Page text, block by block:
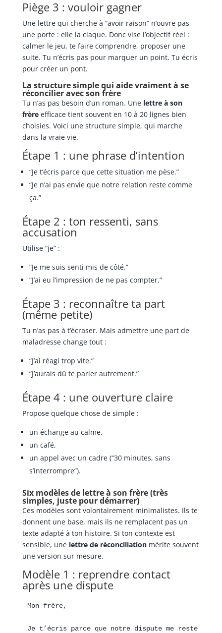
Piège 3 : vouloir gagner
Une lettre qui cherche à “avoir raison” n’ouvre pas
une porte : elle la claque. Donc vise l’objectif réel :
calmer le jeu, te faire comprendre, proposer une
suite. Tu n’écris pas pour marquer un point. Tu écris
pour créer un pont.
La structure simple qui aide vraiment à se
réconcilier avec son frère
Tu n’as pas besoin d’un roman. Une lettre à son
frèreefficace tient souvent en 10 à 20 lignes bien
choisies. Voici une structure simple, qui marche
dans la vraie vie.
Étape 1 : une phrase d’intention
“Je t’écris parce que cette situation me pèse.”
“Je n’ai pas envie que notre relation reste comme
ça.”
Étape 2 : ton ressenti, sans
accusation
Utilise “je” :
“Je me suis senti mis de côté.”
“J’ai eu l’impression de ne pas compter.”
Étape 3 : reconnaître ta part
(même petite)
Tu n’as pas à t’écraser. Mais admettre une part de
maladresse change tout :
“J’ai réagi trop vite.”
“J’aurais dû te parler autrement.”
Étape 4 : une ouverture claire
Propose quelque chose de simple :
un échange au calme,
un café,
un appel avec un cadre (“30 minutes, sans
s’interrompre”).
Six modèles de lettre à son frère (très
simples, juste pour démarrer)
Ces modèles sont volontairement minimalistes. Ils te
donnent une base, mais ils ne remplacent pas un
texte adapté à ton histoire. Si ton contexte est
sensible, une lettre de réconciliationmérite souvent
une version sur mesure.
Modèle 1 : reprendre contact
après une dispute
Mon frère,
Je t’écris parce que notre dispute me reste en